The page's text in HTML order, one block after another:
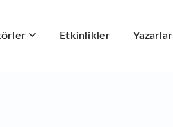
Etkinlikler Yazarlar